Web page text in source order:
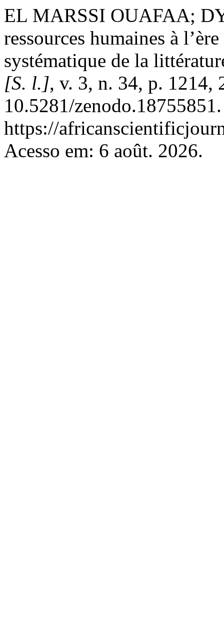
EL MARSSI OUAFAA;
ressources humaines à
systématique de la
[S. l.], v. 3, n. 34, p. 1214,
10.5281/
https://
Acesso em: 6 août. 2026.